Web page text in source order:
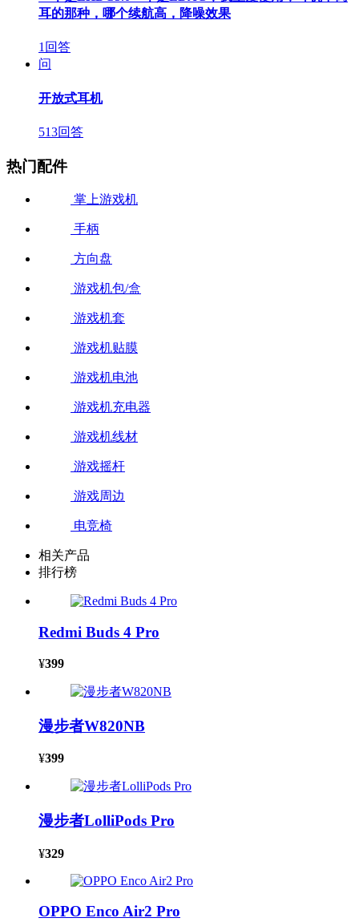
耳的那种，哪个续航高，降噪效果
1回答
问
开放式耳机
513回答
热门配件
掌上游戏机
手柄
方向盘
游戏机包/盒
游戏机套
游戏机贴膜
游戏机电池
游戏机充电器
游戏机线材
游戏摇杆
游戏周边
电竞椅
相关产品
排行榜
Redmi Buds 4 Pro
¥399
漫步者W820NB
¥399
漫步者LolliPods Pro
¥329
OPPO Enco Air2 Pro